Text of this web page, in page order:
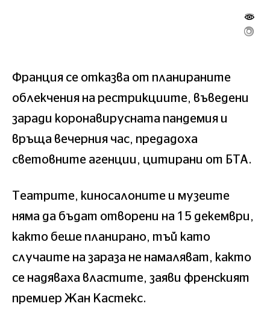
Франция се отказва от планираните
облекчения на рестрикциите, въведени
заради коронавирусната пандемия и
връща вечерния час, предадоха
световните агенции, цитирани от БТА.
Театрите, киносалоните и музеите
няма да бъдат отворени на 15 декември,
както беше планирано, тъй като
случаите на зараза не намаляват, както
се надяваха властите, заяви френският
премиер Жан Кастекс.